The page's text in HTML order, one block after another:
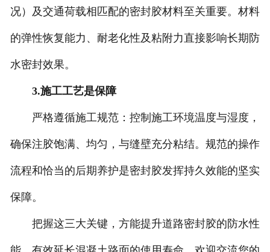
况）及交通荷载相匹配的密封胶材料至关重要。材料
的弹性恢复能力、耐老化性及粘附力直接影响长期防
水密封效果。
3.施工工艺是保障
严格遵循施工规范：控制施工环境温度与湿度，
确保注胶饱满、均匀，与缝壁充分粘结。规范的操作
流程和恰当的后期养护是密封胶发挥持久效能的坚实
保障。
把握这三大关键，方能提升道路密封胶的防水性